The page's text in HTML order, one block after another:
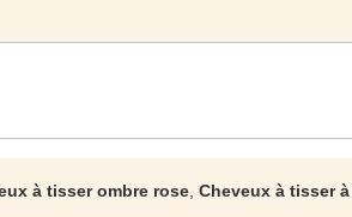
à tisser ombre rose Cheveux à tisser